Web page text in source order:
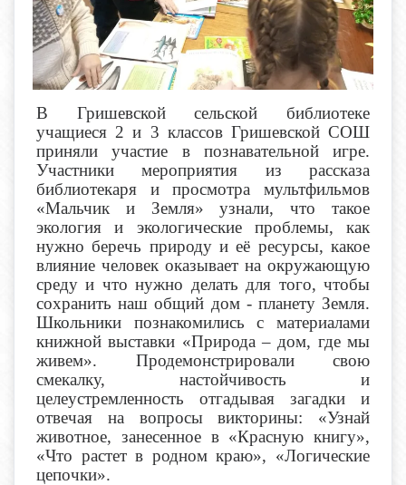
В Гришевской сельской библиотеке
учащиеся 2 и 3 классов Гришевской СОШ
приняли участие в познавательной игре.
Участники мероприятия из рассказа
библиотекаря и просмотра мультфильмов
«Мальчик и Земля» узнали, что такое
экология и экологические проблемы, как
нужно беречь природу и её ресурсы, какое
влияние человек оказывает на окружающую
среду и что нужно делать для того, чтобы
сохранить наш общий дом - планету Земля.
Школьники познакомились с материалами
книжной выставки «Природа – дом, где мы
живем». Продемонстрировали свою
смекалку, настойчивость и
целеустремленность отгадывая загадки и
отвечая на вопросы викторины: «Узнай
животное, занесенное в «Красную книгу»,
«Что растет в родном краю», «Логические
цепочки».